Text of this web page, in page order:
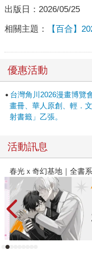
出版日： 2026/05/25
相關主題： 【百合】
優惠活動
台灣角川2026漫畫博覽
畫冊、華人原創、輕．
射書籤」乙張。
活動訊息
閱讀漫遊錄-2026上半